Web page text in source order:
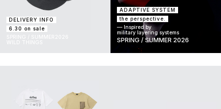
DELIVERY INFO
6.30 on sale
SPRING / SUMMER2026
WILD THINGS
ADAPTIVE SYSTEM
the perspective.
— Inspired by
military layering systems
SPRING / SUMMER 2026